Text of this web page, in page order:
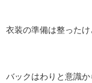
衣装の準備は整った
バックはわりと意識